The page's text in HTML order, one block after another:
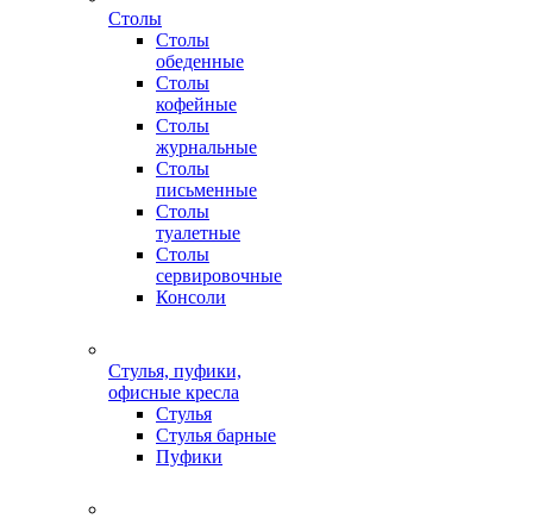
Столы
Столы
обеденные
Столы
кофейные
Столы
журнальные
Столы
письменные
Столы
туалетные
Столы
сервировочные
Консоли
Стулья, пуфики,
офисные кресла
Стулья
Стулья барные
Пуфики